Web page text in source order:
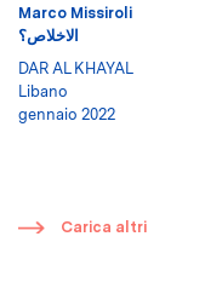
Marco Missiroli
الاخلاص؟
DAR AL KHAYAL
Libano
gennaio 2022
​ Carica altri